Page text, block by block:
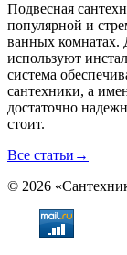
Подвесная
популярной и
ванных комнатах.
используют
система
сантехники, а
достаточно
стоит.
Все статьи →
© 2026